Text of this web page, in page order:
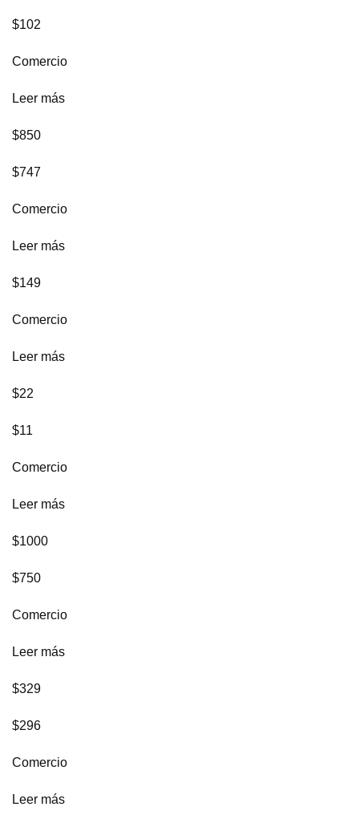
$102
Comercio
Leer más
$850
$747
Comercio
Leer más
$149
Comercio
Leer más
$22
$11
Comercio
Leer más
$1000
$750
Comercio
Leer más
$329
$296
Comercio
Leer más